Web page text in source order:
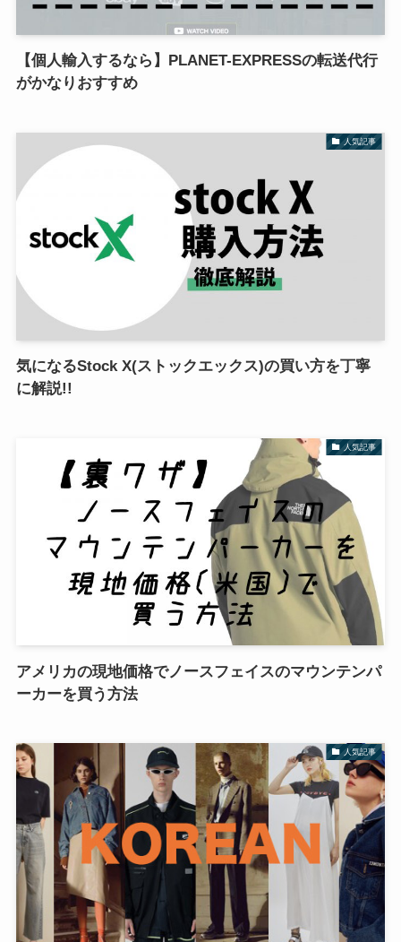
【個人輸入するなら】PLANET-EXPRESSの転送代行
がかなりおすすめ
人気記事
気になるStock X(ストックエックス)の買い方を丁寧
に解説!!
人気記事
アメリカの現地価格でノースフェイスのマウンテンパ
ーカーを買う方法
人気記事